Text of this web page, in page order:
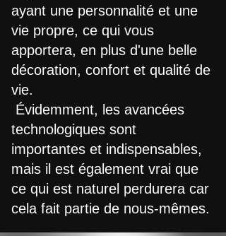
ayant une personnalité et une
vie propre, ce qui vous
apportera, en plus d'une belle
décoration, confort et qualité de
vie.
Évidemment, les avancées
technologiques sont
importantes et indispensables,
mais il est également vrai que
ce qui est naturel perdurera car
cela fait partie de nous-mêmes.